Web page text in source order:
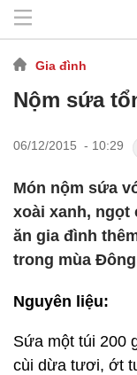
Gia đình
Nộm sứa
06/12/2015 - 10:29
Món nộm sứa
xoài xanh, ngọt
ăn gia đình
trong mùa
Nguyên liệu:
Sứa một túi 200
cùi dừa tươi, ớt